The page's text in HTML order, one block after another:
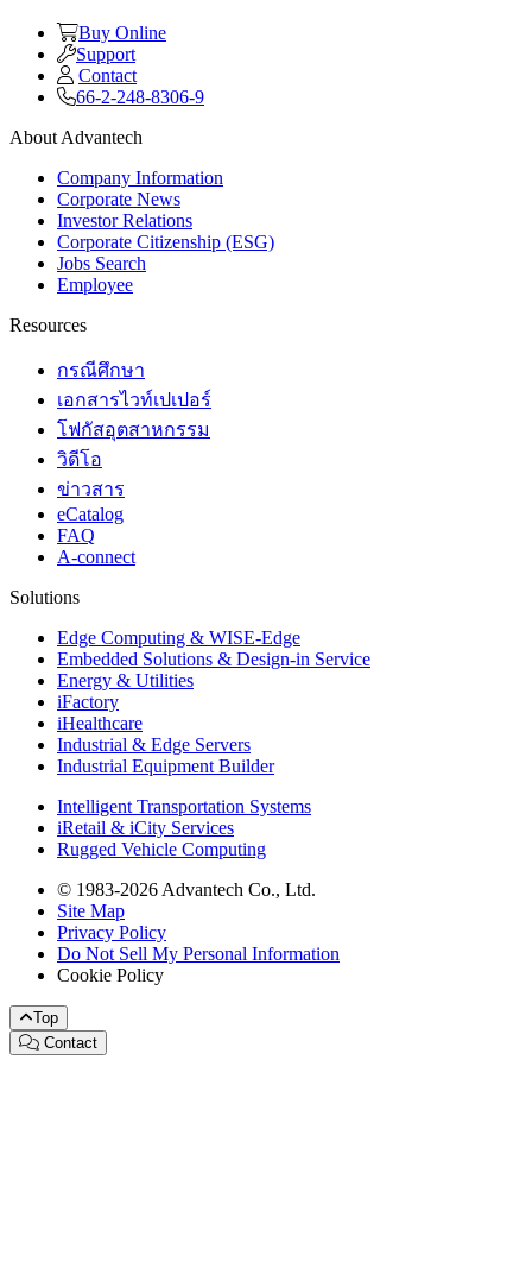
Buy Online
Support
Contact
66-2-248-8306-9
About Advantech
Company Information
Corporate News
Investor Relations
Corporate Citizenship (ESG)
Jobs Search
Employee
Resources
กรณีศึกษา
เอกสารไวท์เปเปอร์
โฟกัสอุตสาหกรรม
วิดีโอ
ข่าวสาร
eCatalog
FAQ
A-connect
Solutions
Edge Computing & WISE-Edge
Embedded Solutions & Design-in Service
Energy & Utilities
iFactory
iHealthcare
Industrial & Edge Servers
Industrial Equipment Builder
Intelligent Transportation Systems
iRetail & iCity Services
Rugged Vehicle Computing
© 1983-2026 Advantech Co., Ltd.
Site Map
Privacy Policy
Do Not Sell My Personal Information
Cookie Policy
Top
Contact